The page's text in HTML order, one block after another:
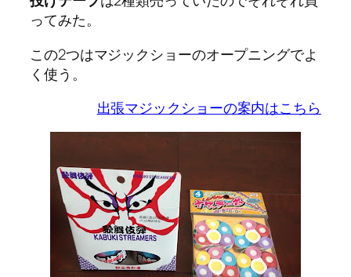
ってみた。
この2つはマジックショーのオープニングでよ
く使う。
出張マジックショーの案内はこちら